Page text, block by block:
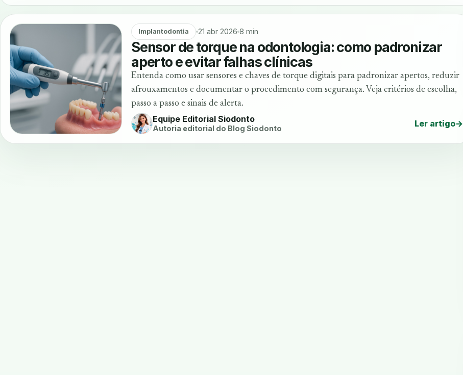
Implantodontia 21 abr 2026 8 min
Sensor de torque na odontologia: como padronizar
aperto e evitar falhas clínicas
Entenda como usar sensores e chaves de torque digitais para padronizar apertos, reduzir
afrouxamentos e documentar o procedimento com segurança. Veja critérios de escolha,
passo a passo e sinais de alerta.
Equipe Editorial Siodonto
Autoria editorial do Blog Siodonto Ler artigo→